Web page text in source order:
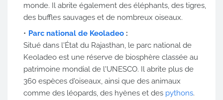
monde. Il abrite également des éléphants, des tigres,
des buffles sauvages et de nombreux oiseaux.
Parc national de Keoladeo :
Situé dans l'État du Rajasthan, le parc national de
Keoladeo est une réserve de biosphère classée au
patrimoine mondial de l'UNESCO. Il abrite plus de
360 espèces d'oiseaux, ainsi que des animaux
comme des léopards, des hyènes et des pythons.